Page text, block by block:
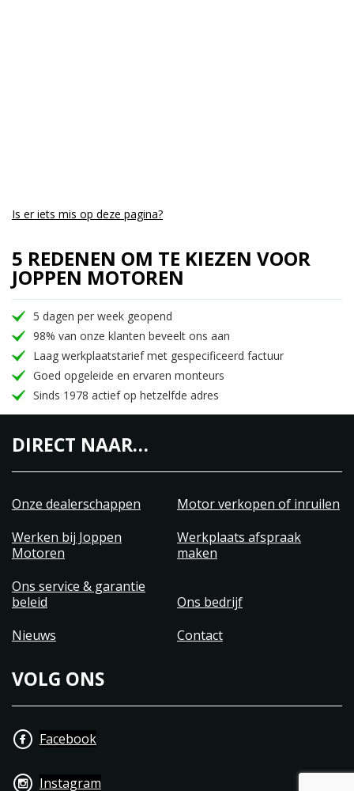
Is er iets mis op deze pagina?
5 REDENEN OM TE KIEZEN VOOR
JOPPEN MOTOREN
5 dagen per week geopend
98% van onze klanten beveelt ons aan
Laag werkplaatstarief met gespecificeerd factuur
Goed opgeleide en ervaren monteurs
Sinds 1978 actief op hetzelfde adres
DIRECT NAAR…
Onze dealerschappen
Motor verkopen of inruilen
Werken bij Joppen
Motoren
Werkplaats afspraak
maken
Ons service & garantie
beleid
Ons bedrijf
Nieuws
Contact
VOLG ONS
Facebook
Instagram